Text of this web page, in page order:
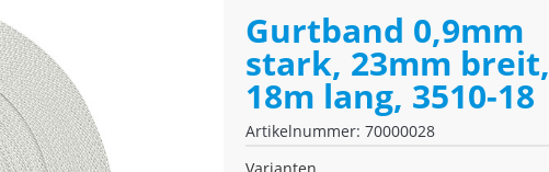
Gurtband 0,9mm
stark, 23mm breit,
18m lang, 3510-18
Artikelnummer: 70000028